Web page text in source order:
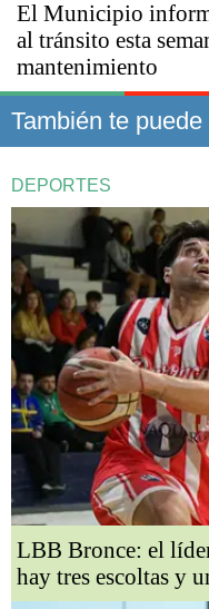
El Municipio
al tránsito esta
mantenimiento
También te
DEPORTES
LBB Bronce: el
hay tres escoltas y